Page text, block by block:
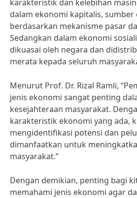
karakteristik dan kelebihan
dalam ekonomi kapitalis,
berdasarkan mekanisme pasar
Sedangkan dalam ekonomi
dikuasai oleh negara dan
merata kepada seluruh
Menurut Prof. Dr. Rizal Ramli,
jenis ekonomi sangat penting
kesejahteraan masyarakat.
karakteristik ekonomi yang ada,
mengidentifikasi potensi dan
dimanfaatkan untuk
masyarakat.”
Dengan demikian, penting bagi
memahami jenis ekonomi agar